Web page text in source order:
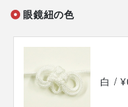
眼鏡紐の色
白 /